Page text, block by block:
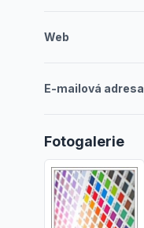
Web
E-mailová adresa
Fotogalerie